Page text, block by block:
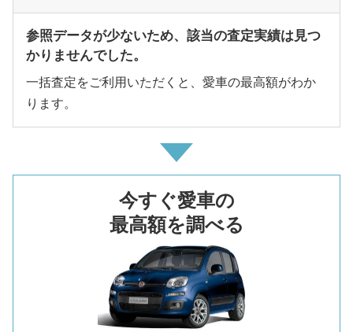
参照データが少ないため、該当の査定実績は見つ
かりませんでした。
一括査定をご利用いただくと、愛車の最高額がわか
ります。
今すぐ愛車の
最高額を調べる